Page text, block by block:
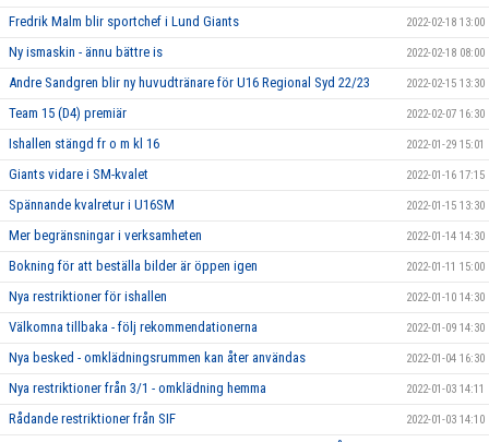
Fredrik Malm blir sportchef i Lund Giants 2022-02-18 13:00
Ny ismaskin - ännu bättre is 2022-02-18 08:00
Andre Sandgren blir ny huvudtränare för U16 Regional Syd 22/23 2022-02-15 13:30
Team 15 (D4) premiär 2022-02-07 16:30
Ishallen stängd fr o m kl 16 2022-01-29 15:01
Giants vidare i SM-kvalet 2022-01-16 17:15
Spännande kvalretur i U16SM 2022-01-15 13:30
Mer begränsningar i verksamheten 2022-01-14 14:30
Bokning för att beställa bilder är öppen igen 2022-01-11 15:00
Nya restriktioner för ishallen 2022-01-10 14:30
Välkomna tillbaka - följ rekommendationerna 2022-01-09 14:30
Nya besked - omklädningsrummen kan åter användas 2022-01-04 16:30
Nya restriktioner från 3/1 - omklädning hemma 2022-01-03 14:11
Rådande restriktioner från SIF 2022-01-03 14:10